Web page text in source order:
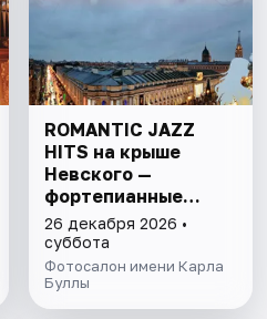
ROMANTIC JAZZ
HITS на крыше
Невского —
фортепианные
импровизации в
салоне
Серебряного века.
Вечеринка с
фуршетом в музее
26 декабря 2026 •
суббота
Фотосалон имени Карла
Буллы